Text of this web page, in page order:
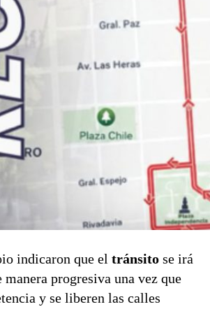
indicaron que el tránsito se irá
manera progresiva una vez que
y se liberen las calles